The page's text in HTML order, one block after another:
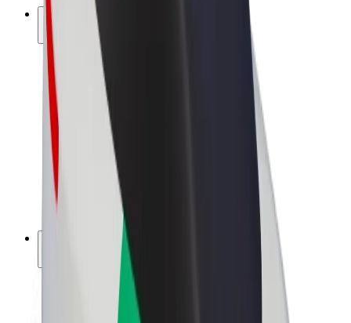
Keress a Bolttal
Sofőrök
Sofőr kereset
Futár kereset
Bolt Food kereskedők
Franchise-ok